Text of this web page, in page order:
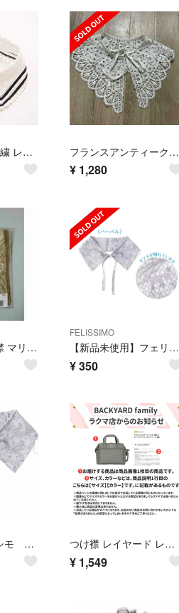
付け襟 レース 刺繍 レディース オシャレ お祝い 行事 キッズ ボーダー 白黒 フランスアンティークつけ襟
¥ 1,280
よくばりなつけ襟 マリン フェリシモ
FELISSIMO
【新品未使用】フェリシモ よくばりなつけ襟(ハーバル)保冷剤入れ付き
¥350
【新品】フェリシモ よくばりなつけ襟(ハーバル)保冷剤入れ付き つけ襟 レイヤード レース
¥ 1,549